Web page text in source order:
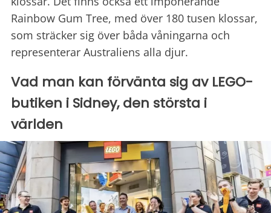
Rainbow Gum Tree, med över 180 tusen klossar,
som sträcker sig över båda våningarna och
representerar Australiens alla djur.
Vad man kan förvänta sig av LEGO-
butiken i Sidney, den största i
världen